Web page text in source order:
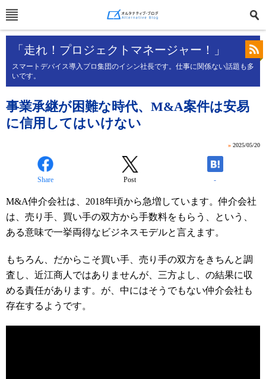
「走れ！プロジェクトマネージャー！」
スマートデバイス導入プロ集団のイシン社長です。仕事に関係ない話題も多
いです。
事業承継が困難な時代、M&A案件は安易
に信用してはいけない
» 2025/05/20
Share Post -
M&A仲介会社は、2018年頃から急増しています。仲介会社
は、売り手、買い手の双方から手数料をもらう、という、
ある意味で一挙両得なビジネスモデルと言えます。
もちろん、だからこそ買い手、売り手の双方をきちんと調
査し、近江商人ではありませんが、三方よし、の結果に収
める責任があります。が、中にはそうでもない仲介会社も
存在するようです。